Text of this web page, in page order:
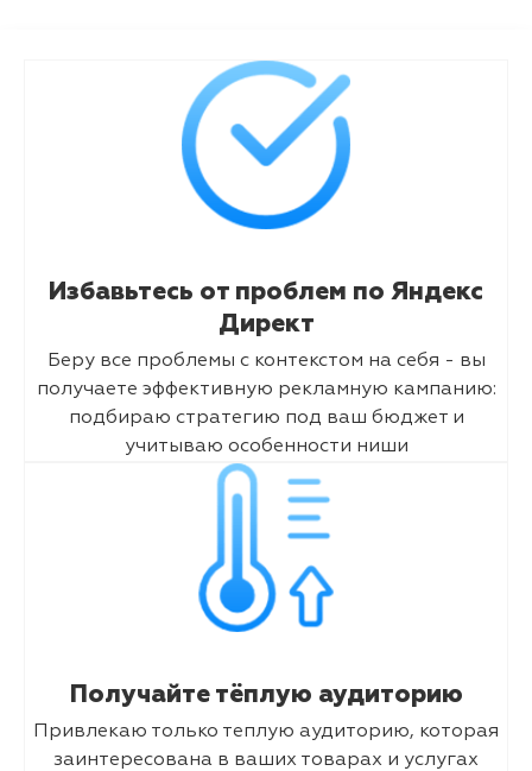
Избавьтесь от проблем по Яндекс
Директ
Беру все проблемы с контекстом на себя - вы
получаете эффективную рекламную кампанию:
подбираю стратегию под ваш бюджет и
учитываю особенности ниши
Получайте тёплую аудиторию
Привлекаю только теплую аудиторию, которая
заинтересована в ваших товарах и услугах